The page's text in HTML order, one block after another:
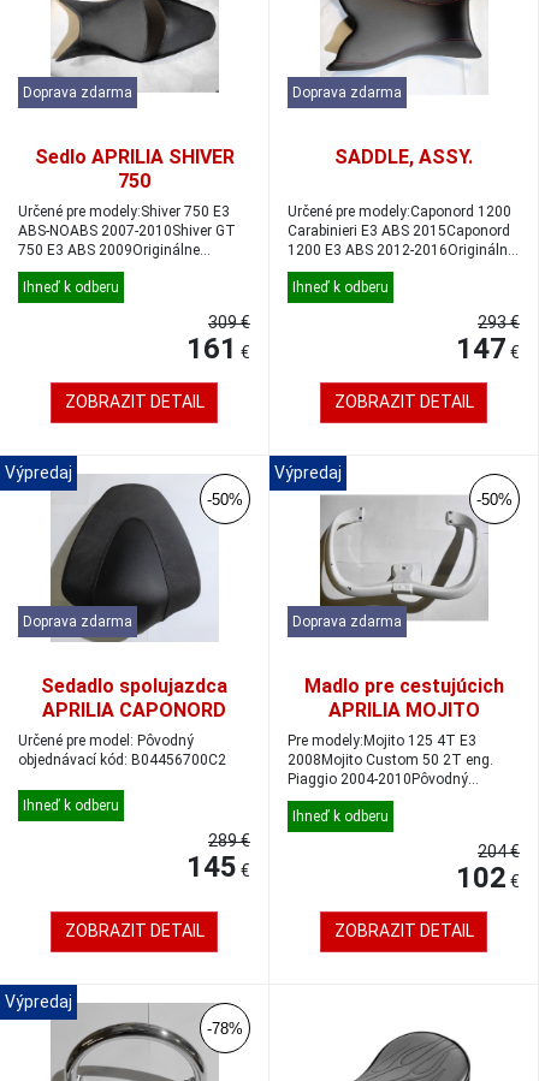
Doprava zdarma
Sedlo APRILIA SHIVER
750
Určené pre modely:Shiver 750 E3
ABS-NOABS 2007-2010Shiver GT
750 E3 ABS 2009Originálne
objednávací k...
Ihneď k odberu
309 €
161 €
ZOBRAZIT DETAIL
Doprava zdarma
SADDLE, ASSY.
Určené pre modely:Caponord 1200
Carabinieri E3 ABS 2015Caponord
1200 E3 ABS 2012-2016Originálny
obje...
Ihneď k odberu
293 €
147 €
ZOBRAZIT DETAIL
Výpredaj
-50%
Doprava zdarma
Sedadlo spolujazdca
APRILIA CAPONORD
Určené pre model: Pôvodný
objednávací kód: B04456700C2
Ihneď k odberu
289 €
145 €
ZOBRAZIT DETAIL
Výpredaj
-50%
Doprava zdarma
Madlo pre cestujúcich
APRILIA MOJITO
Pre modely:Mojito 125 4T E3
2008Mojito Custom 50 2T eng.
Piaggio 2004-2010Pôvodný
objednávací kód: A...
Ihneď k odberu
204 €
102 €
ZOBRAZIT DETAIL
Výpredaj
-78%